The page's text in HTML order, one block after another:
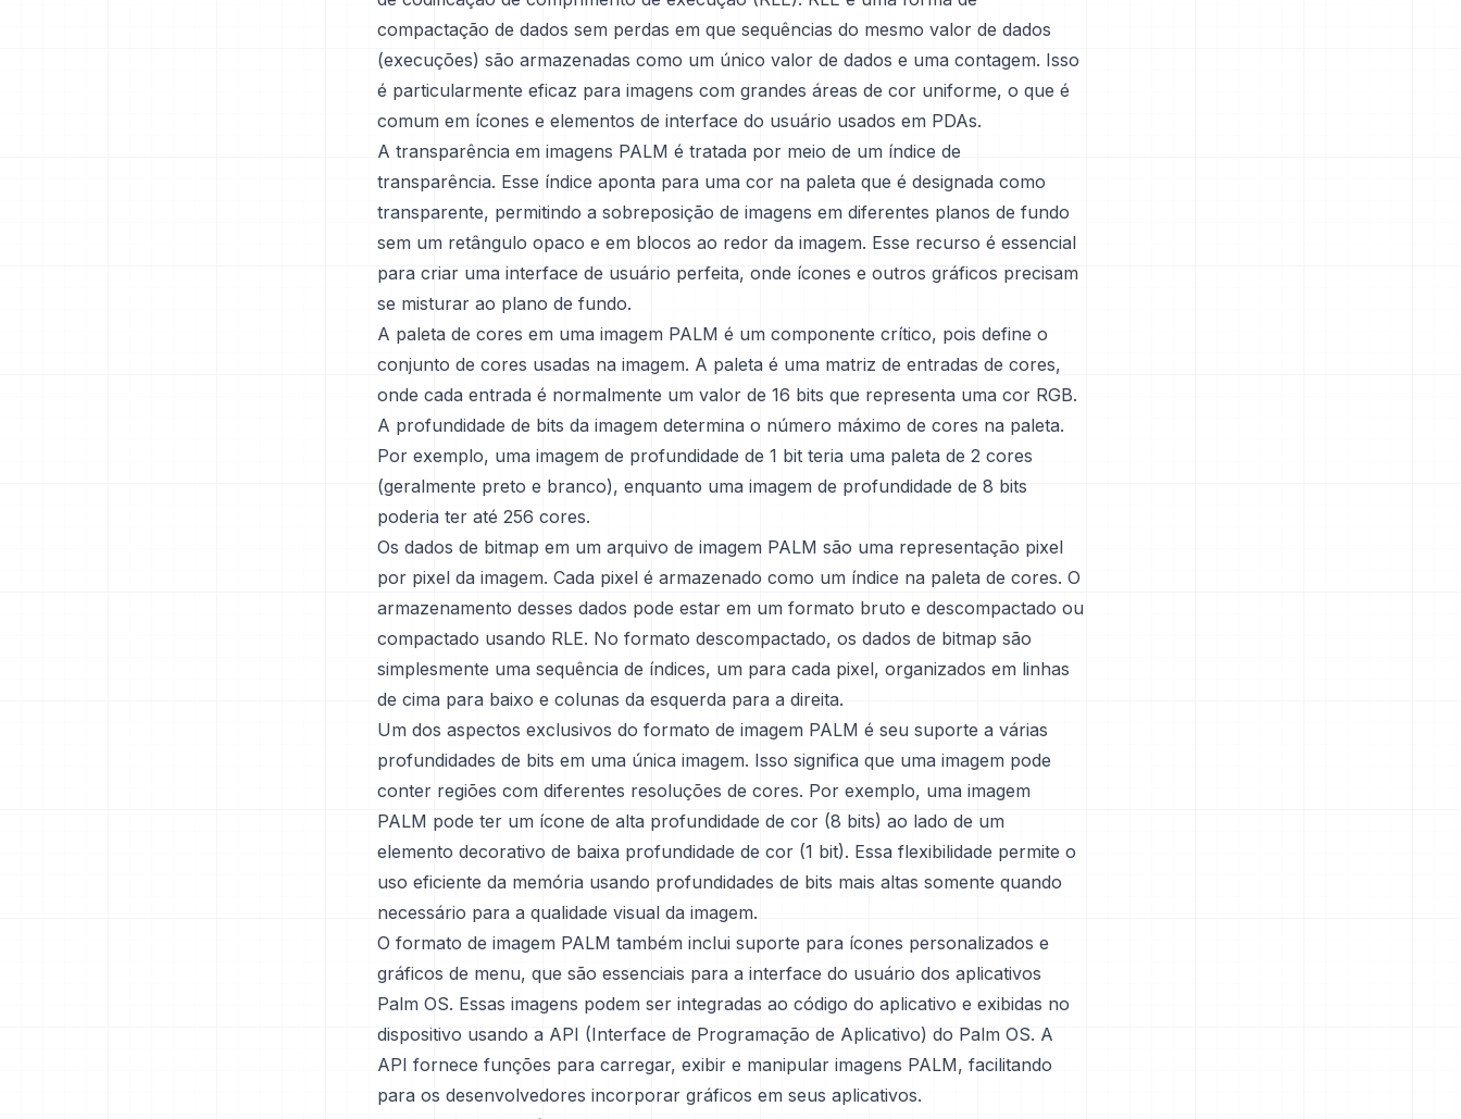
compactação de dados sem perdas em que sequências do mesmo valor de dados
(execuções) são armazenadas como um único valor de dados e uma contagem. Isso
é particularmente eficaz para imagens com grandes áreas de cor uniforme, o que é
comum em ícones e elementos de interface do usuário usados em PDAs.
A transparência em imagens PALM é tratada por meio de um índice de
transparência. Esse índice aponta para uma cor na paleta que é designada como
transparente, permitindo a sobreposição de imagens em diferentes planos de fundo
sem um retângulo opaco e em blocos ao redor da imagem. Esse recurso é essencial
para criar uma interface de usuário perfeita, onde ícones e outros gráficos precisam
se misturar ao plano de fundo.
A paleta de cores em uma imagem PALM é um componente crítico, pois define o
conjunto de cores usadas na imagem. A paleta é uma matriz de entradas de cores,
onde cada entrada é normalmente um valor de 16 bits que representa uma cor RGB.
A profundidade de bits da imagem determina o número máximo de cores na paleta.
Por exemplo, uma imagem de profundidade de 1 bit teria uma paleta de 2 cores
(geralmente preto e branco), enquanto uma imagem de profundidade de 8 bits
poderia ter até 256 cores.
Os dados de bitmap em um arquivo de imagem PALM são uma representação pixel
por pixel da imagem. Cada pixel é armazenado como um índice na paleta de cores. O
armazenamento desses dados pode estar em um formato bruto e descompactado ou
compactado usando RLE. No formato descompactado, os dados de bitmap são
simplesmente uma sequência de índices, um para cada pixel, organizados em linhas
de cima para baixo e colunas da esquerda para a direita.
Um dos aspectos exclusivos do formato de imagem PALM é seu suporte a várias
profundidades de bits em uma única imagem. Isso significa que uma imagem pode
conter regiões com diferentes resoluções de cores. Por exemplo, uma imagem
PALM pode ter um ícone de alta profundidade de cor (8 bits) ao lado de um
elemento decorativo de baixa profundidade de cor (1 bit). Essa flexibilidade permite o
uso eficiente da memória usando profundidades de bits mais altas somente quando
necessário para a qualidade visual da imagem.
O formato de imagem PALM também inclui suporte para ícones personalizados e
gráficos de menu, que são essenciais para a interface do usuário dos aplicativos
Palm OS. Essas imagens podem ser integradas ao código do aplicativo e exibidas no
dispositivo usando a API (Interface de Programação de Aplicativo) do Palm OS. A
API fornece funções para carregar, exibir e manipular imagens PALM, facilitando
para os desenvolvedores incorporar gráficos em seus aplicativos.